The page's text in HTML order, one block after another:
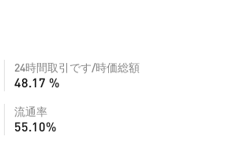
24時間取引です/時価総額
48.17 %
流通率
55.10%